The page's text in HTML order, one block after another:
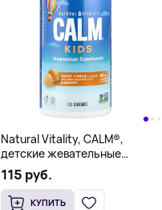
Natural Vitality, CALM®,
детские жевательные
мармеладки, сладкие
цитрусовые, 83 мг, 120
жевательных мармеладок
115 руб.
КУПИТЬ